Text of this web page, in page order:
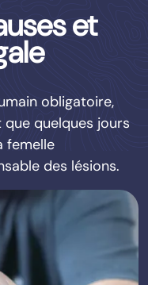
et
obligatoire,
quelques jours
femelle
des lésions.